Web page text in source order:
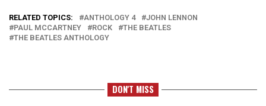
RELATED TOPICS: ANTHOLOGY 4
JOHN LENNON
PAUL MCCARTNEY
ROCK
THE BEATLES
THE BEATLES ANTHOLOGY
DON'T MISS